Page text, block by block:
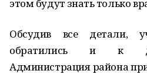
этом будут знать только
Обсудив все детали,
обратились и к
Администрация района